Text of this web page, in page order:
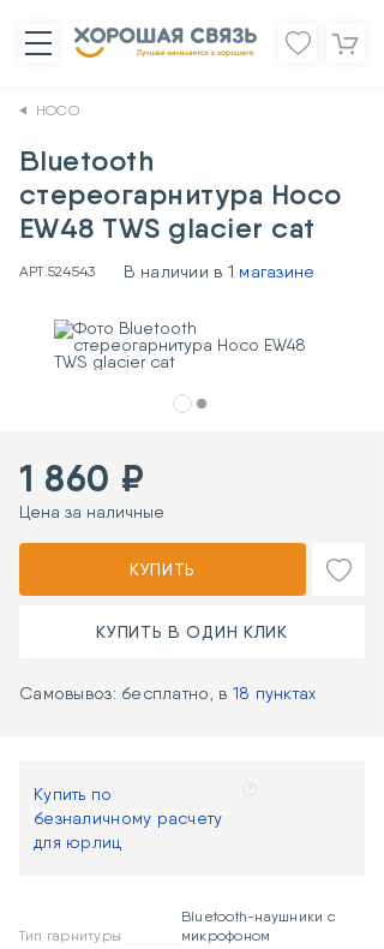
HOCO
Bluetooth
стереогарнитура Hoco
EW48 TWS glacier cat
АРТ.524543 В наличии в 1 магазине
1 860 ₽
Цена за наличные
КУПИТЬ
КУПИТЬ В ОДИН КЛИК
Самовывоз: бесплатно, в 18 пунктах
Купить по
безналичному расчету
для юрлиц
Тип гарнитуры
Bluetooth-наушники с
микрофоном